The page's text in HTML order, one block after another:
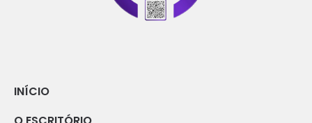
INÍCIO